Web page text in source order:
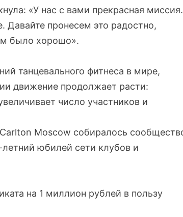
«У нас с вами прекрасная миссия.
пронесем это радостно,
было хорошо».
танцевального фитнеса в мире,
движение продолжает расти:
число участников и
Moscow собиралось
юбилей сети клубов и
на 1 миллион рублей в пользу